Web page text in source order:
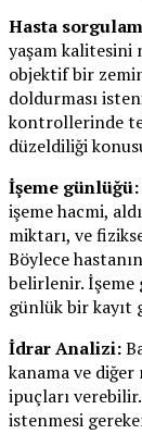
Hasta
yaşam kalitesini
objektif bir
doldurması
kontrollerinde
düzeldiliği
İşeme günlüğü:
işeme hacmi,
miktarı, ve
Böylece
belirlenir. İşeme
günlük bir kayıt
İdrar Analizi:
kanama ve
ipuçları
istenmesi